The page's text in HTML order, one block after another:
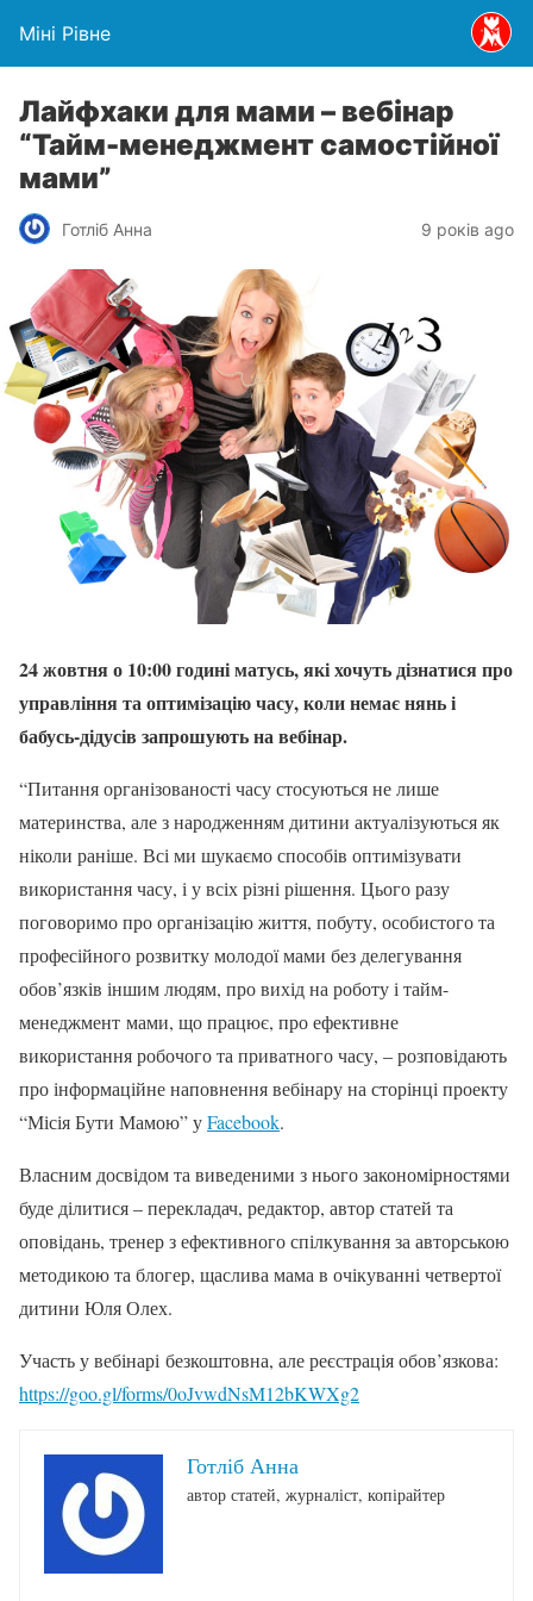
Міні Рівне
Лайфхаки для мами – вебінар
“Тайм-менеджмент самостійної
мами”
Готліб Анна 9 років ago
24 жовтня о 10:00 годині матусь, які хочуть дізнатися про
управління та оптимізацію часу, коли немає нянь і
бабусь-дідусів запрошують на вебінар.
“Питання організованості часу стосуються не лише
материнства, але з народженням дитини актуалізуються як
ніколи раніше. Всі ми шукаємо способів оптимізувати
використання часу, і у всіх різні рішення. Цього разу
поговоримо про організацію життя, побуту, особистого та
професійного розвитку молодої мами без делегування
обов’язків іншим людям, про вихід на роботу і тайм-
менеджмент мами, що працює, про ефективне
використання робочого та приватного часу, – розповідають
про інформаційне наповнення вебінару на сторінці проекту
“Місія Бути Мамою” уFacebook.
Власним досвідом та виведеними з нього закономірностями
буде ділитися – перекладач, редактор, автор статей та
оповідань, тренер з ефективного спілкування за авторською
методикою та блогер, щаслива мама в очікуванні четвертої
дитини Юля Олех.
Участь у вебінарі безкоштовна, але реєстрація обов’язкова:
https://goo.gl/forms/0oJvwdNsM12bKWXg2
Готліб Анна
автор статей, журналіст, копірайтер